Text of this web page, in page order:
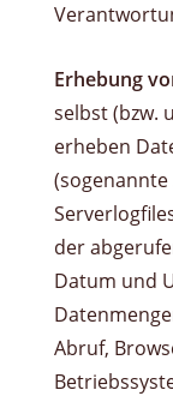
Erhebung
selbst (bzw.
erheben
(sogenannte
der
Datum und
Abruf,